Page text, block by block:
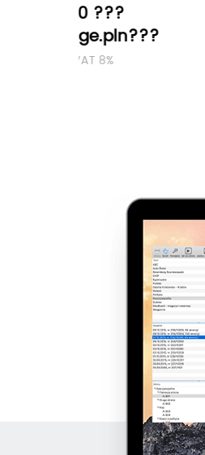
Komputery/
23,20 ???